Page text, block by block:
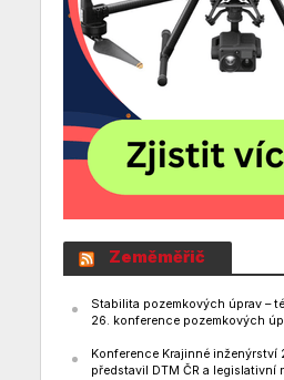
Zeměměřič
Stabilita pozemkových úprav –
26. konference pozemkových
Konference Krajinné inženýrství
představil DTM ČR a legislativní